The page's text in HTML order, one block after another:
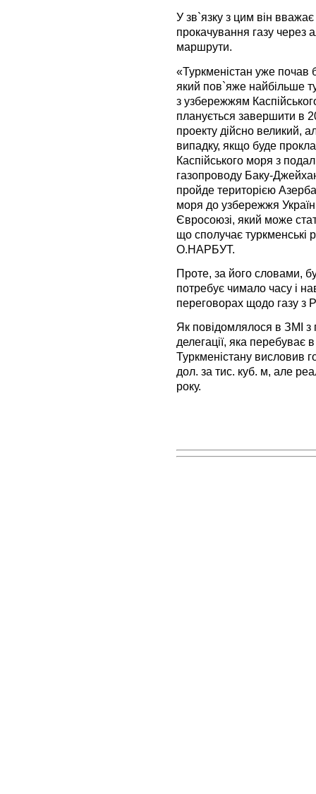
У зв`язку з цим він
прокачування газу через
маршрути.
«Туркменістан уже почав
який пов`яже найбільше
з узбережжям
планується завершити в
проекту дійсно великий,
випадку, якщо буде
Каспійського моря з
газопроводу Баку-
пройде територією
моря до узбережжя
Євросоюзі, який може
що сполучає туркменські
О.НАРБУТ.
Проте, за його словами,
потребує чимало часу і
переговорах щодо газу з
Як повідомлялося в ЗМІ з
делегації, яка перебуває
Туркменістану висловив
дол. за тис. куб. м, але
року.